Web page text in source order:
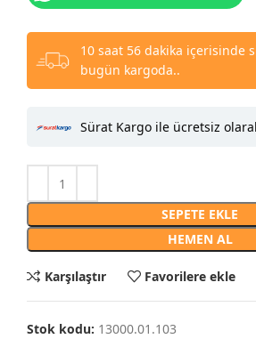
10 saat 56 dakika içerisinde
bugün kargoda..
Sürat Kargo ile ücretsiz
SEPETE EKLE
HEMEN AL
Karşılaştır Favorilere ekle
Stok kodu: 13000.01.103